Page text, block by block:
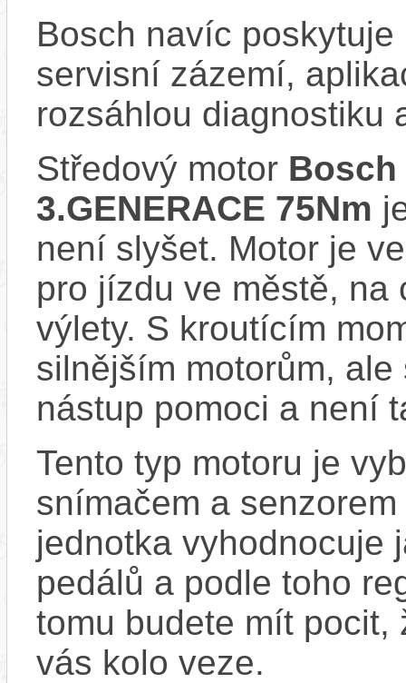
Bosch navíc
servisní zázemí,
rozsáhlou diagnostiku
Středový motor Bosch
3.GENERACE 75Nm
není slyšet. Motor je
pro jízdu ve městě,
výlety. S kroutícím
silnějším motorům,
nástup pomoci a není
Tento typ motoru je
snímačem a
jednotka vyhodnocuje
pedálů a podle toho
tomu budete mít pocit,
vás kolo veze.